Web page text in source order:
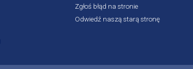
Zgłoś błąd na stronie
Odwiedź naszą starą stronę